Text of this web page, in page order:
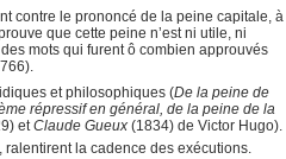
contre le prononcé de la peine capitale, à
que cette peine n’est ni utile, ni
mots qui furent ô combien approuvés
et philosophiques (De la peine de
répressif en général, de la peine de la
etClaude Gueux (1834) de Victor Hugo).
la cadence des exécutions.